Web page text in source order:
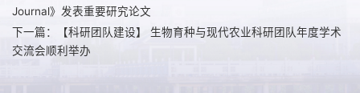
Journal》发表重要研究论文
下一篇：【科研团队建设】 生物育种与现代农业科研团队年度学术
交流会顺利举办